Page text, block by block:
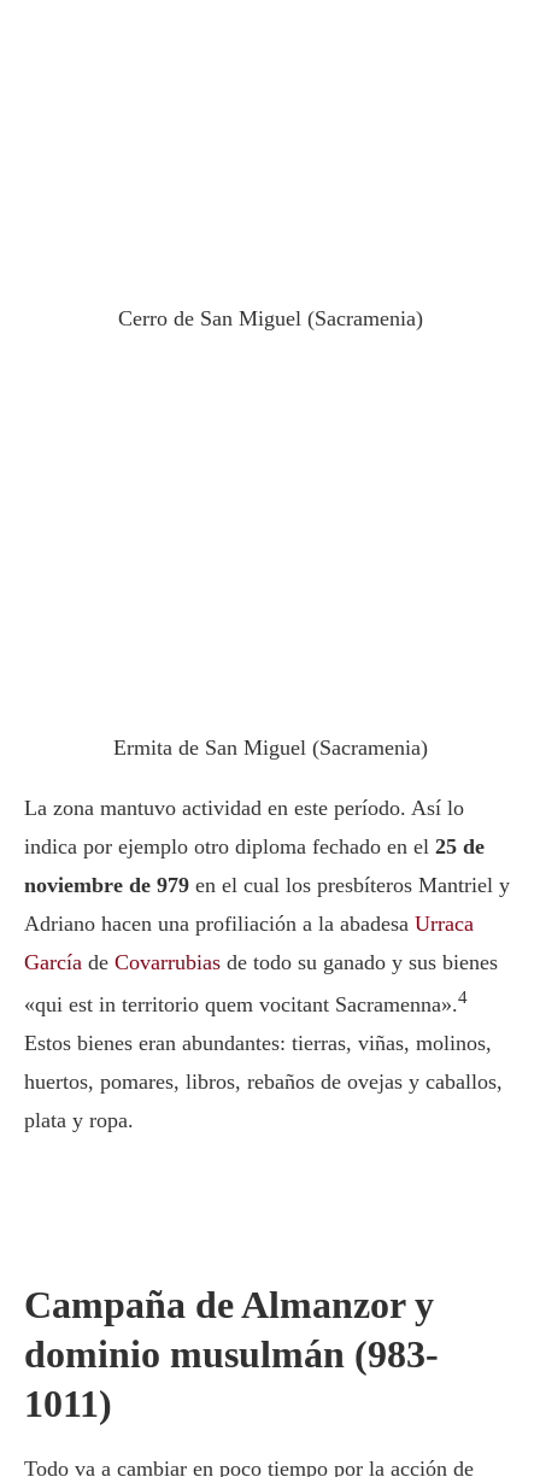
Cerro de San Miguel (Sacramenia)
Ermita de San Miguel (Sacramenia)
La zona mantuvo actividad en este período. Así lo
indica por ejemplo otro diploma fechado en el 25 de
noviembre de 979 en el cual los presbíteros Mantriel y
Adriano hacen una profiliación a la abadesa Urraca
García de Covarrubias de todo su ganado y sus bienes
«qui est in territorio quem vocitant Sacramenna».4
Estos bienes eran abundantes: tierras, viñas, molinos,
huertos, pomares, libros, rebaños de ovejas y caballos,
plata y ropa.
Campaña de Almanzor y
dominio musulmán (983-
1011)
Todo va a cambiar en poco tiempo por la acción de